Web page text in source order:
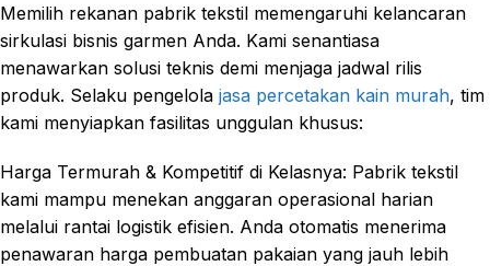
Memilih rekanan pabrik tekstil memengaruhi kelancaran
sirkulasi bisnis garmen Anda. Kami senantiasa
menawarkan solusi teknis demi menjaga jadwal rilis
produk. Selaku pengelola jasa percetakan kain murah, tim
kami menyiapkan fasilitas unggulan khusus:
Harga Termurah & Kompetitif di Kelasnya: Pabrik tekstil
kami mampu menekan anggaran operasional harian
melalui rantai logistik efisien. Anda otomatis menerima
penawaran harga pembuatan pakaian yang jauh lebih